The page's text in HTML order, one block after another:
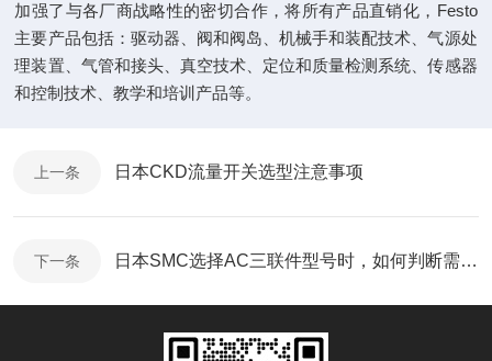
加强了与各厂商战略性的密切合作，将所有产品直销化，Festo
主要产品包括：驱动器、阀和阀岛、机械手和装配技术、气源处
理装置、气管和接头、真空技术、定位和质量检测系统、传感器
和控制技术、教学和培训产品等。
上一条 日本CKD流量开关选型注意事项
下一条 日本SMC选择AC三联件型号时，如何判断需不需要油雾器？